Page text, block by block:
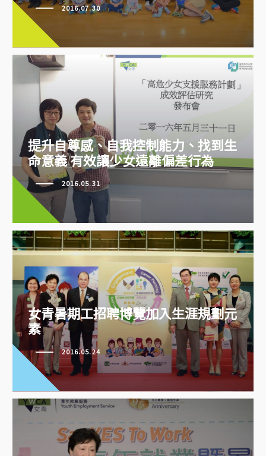
2016.07.30
提升自尊感、自我控制能力、找到
生命意義 有效讓少女遠離偏差行
為
提升自尊感、自我控制能力、找到生
命意義 有效讓少女遠離偏差行為
2016.05.31
女青暑期工招聘博覽加入生涯規劃
元素
女青暑期工招聘博覽加入生涯規劃元
素
2016.05.24